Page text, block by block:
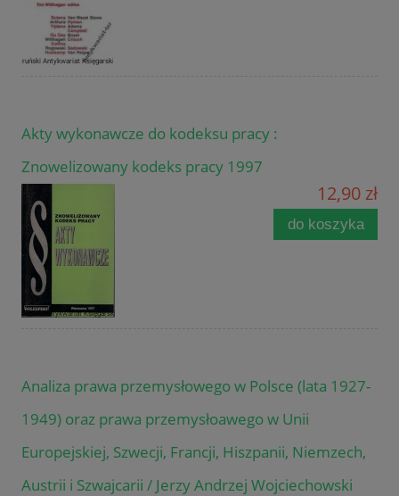
Akty wykonawcze do kodeksu pracy :
Znowelizowany kodeks pracy 1997
12,90 zł
do koszyka
Analiza prawa przemysłowego w Polsce (lata 1927-
1949) oraz prawa przemysłoawego w Unii
Europejskiej, Szwecji, Francji, Hiszpanii, Niemzech,
Austrii i Szwajcarii / Jerzy Andrzej Wojciechowski